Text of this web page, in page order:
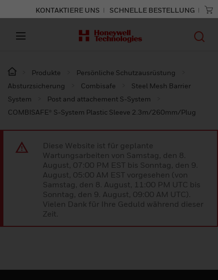
KONTAKTIERE UNS SCHNELLE BESTELLUNG
Produkte
Persönliche Schutzausrüstung
Absturzsicherung
Combisafe
Steel Mesh Barrier
System
Post and attachement S-System
COMBISAFE® S-System Plastic Sleeve 2.3m/260mm/Plug
Diese Website ist für geplante
Wartungsarbeiten von Samstag, den 8.
August, 07:00 PM EST bis Sonntag, den 9.
August, 05:00 AM EST vorgesehen (von
Samstag, den 8. August, 11:00 PM UTC bis
Sonntag, den 9. August, 09:00 AM UTC).
Vielen Dank für Ihre Geduld während dieser
Zeit.